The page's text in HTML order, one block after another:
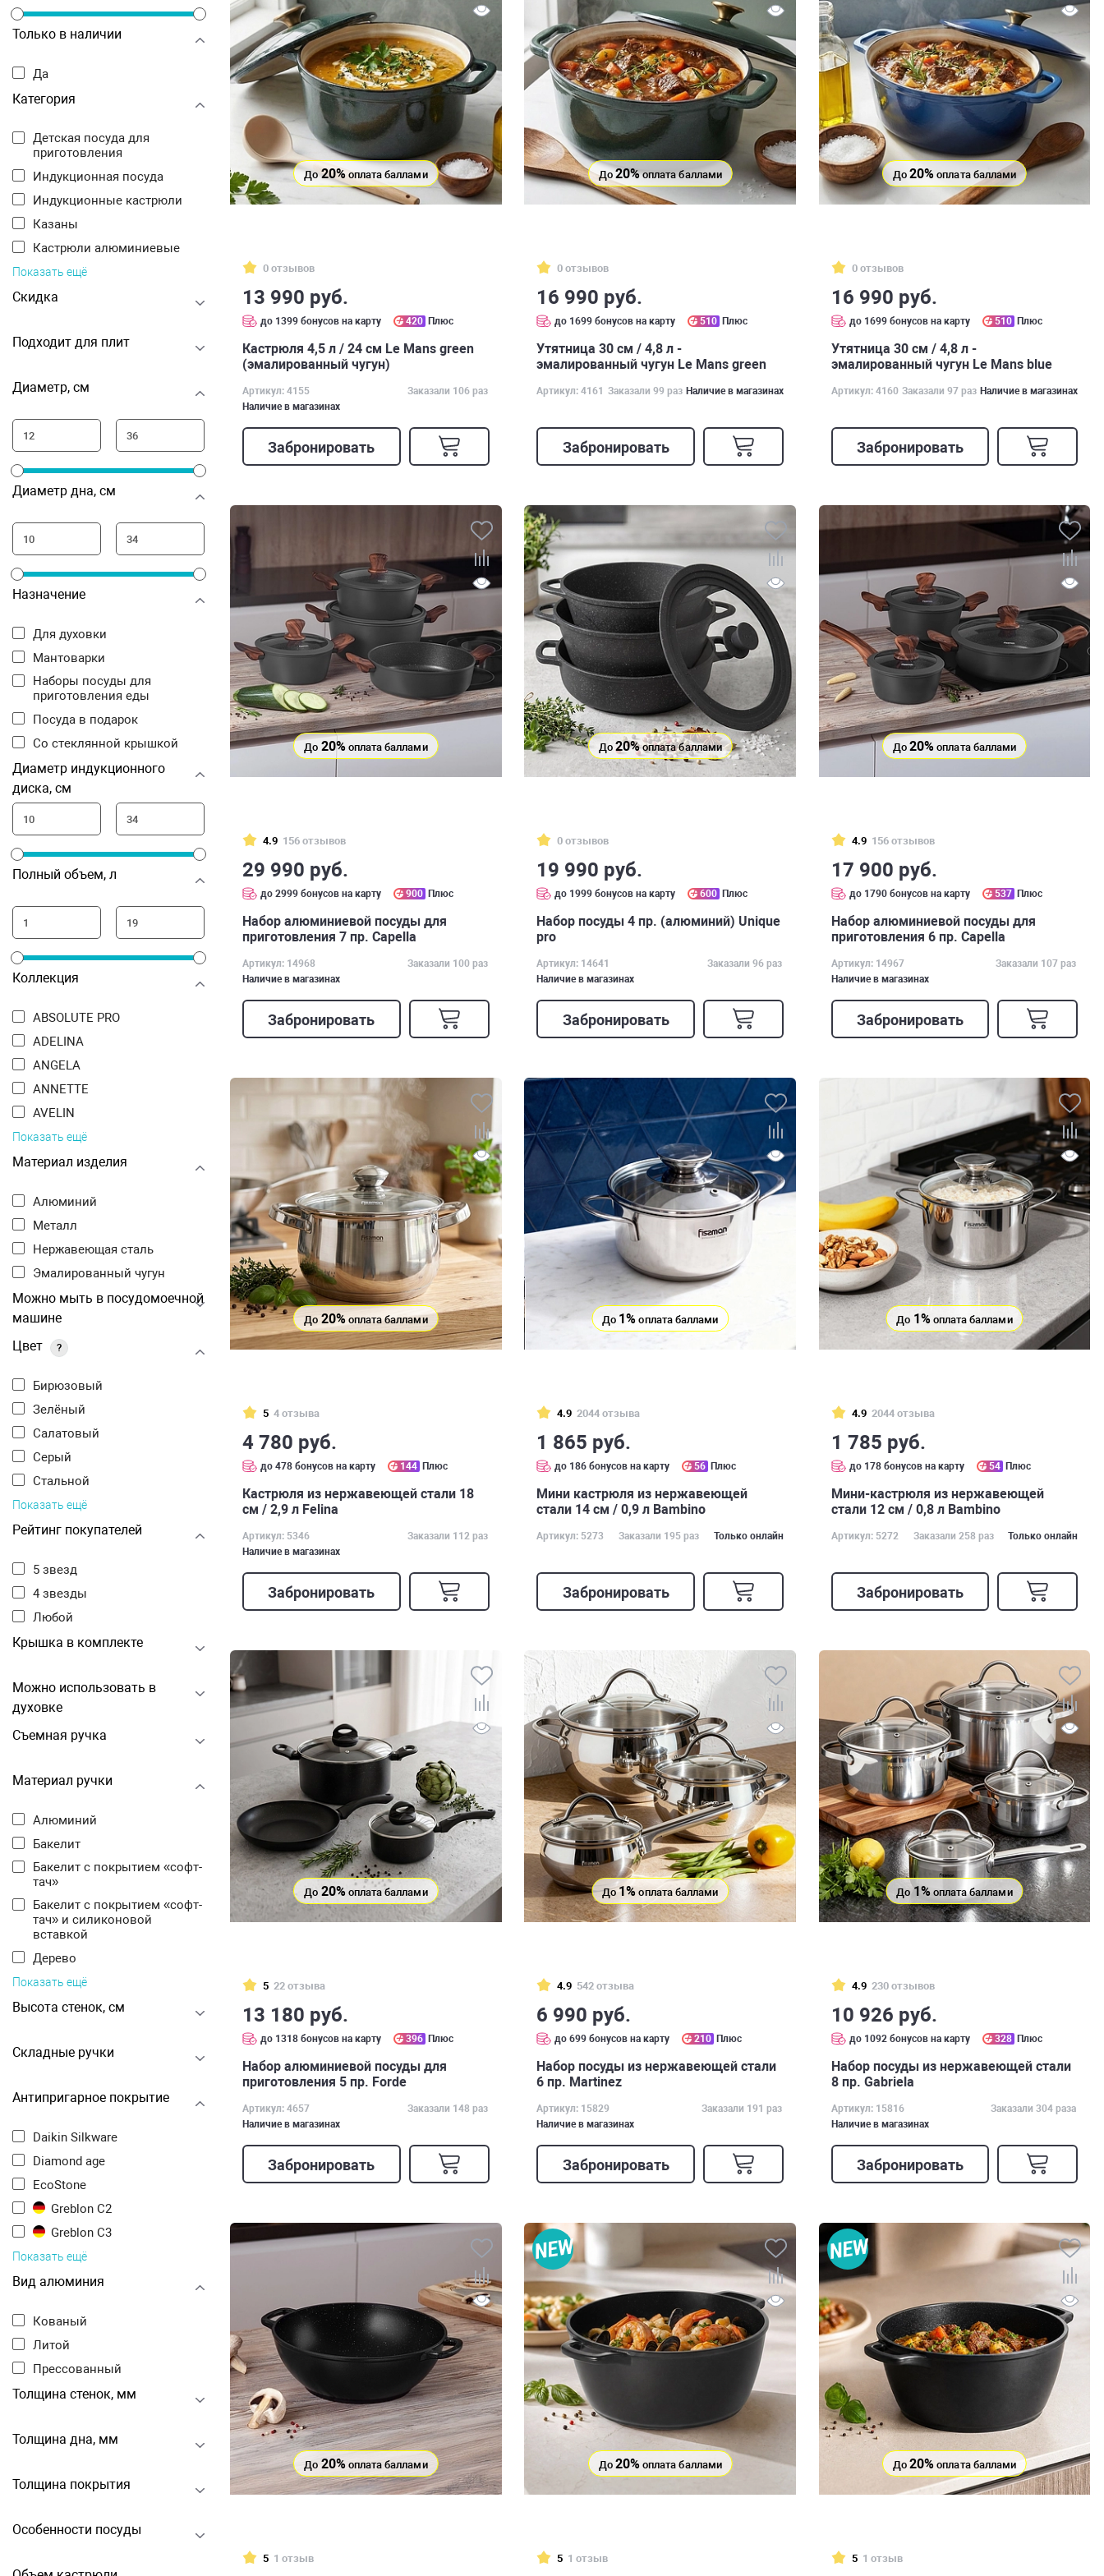
Только в наличии
Да
Категория
Детская посуда для
приготовления
Индукционная посуда
Индукционные кастрюли
Казаны
Кастрюли алюминиевые
Показать ещё
Скидка
Подходит для плит
Диаметр, см
Диаметр дна, см
Назначение
Для духовки
Мантоварки
Наборы посуды для
приготовления еды
Посуда в подарок
Со стеклянной крышкой
Диаметр индукционного
диска, см
Полный объем, л
Коллекция
ABSOLUTE PRO
ADELINA
ANGELA
ANNETTE
AVELIN
Показать ещё
Материал изделия
Алюминий
Металл
Нержавеющая сталь
Эмалированный чугун
Можно мыть в посудомоечной
машине
Цвет
?
Бирюзовый
Зелёный
Салатовый
Серый
Стальной
Показать ещё
Рейтинг покупателей
5 звезд
4 звезды
Любой
Крышка в комплекте
Можно использовать в
духовке
Съемная ручка
Материал ручки
Алюминий
Бакелит
Бакелит с покрытием «софт-
тач»
Бакелит с покрытием «софт-
тач» и силиконовой
вставкой
Дерево
Показать ещё
Высота стенок, см
Складные ручки
Антипригарное покрытие
Daikin Silkware
Diamond age
EcoStone
Greblon C2
Greblon C3
Показать ещё
Вид алюминия
Кованый
Литой
Прессованный
Толщина стенок, мм
Толщина дна, мм
Толщина покрытия
Особенности посуды
До 20%оплата баллами
0 отзывов
13 990 руб.
до 1399 бонусов на карту 420 Плюс
Кастрюля 4,5 л / 24 см Le Mans green
(эмалированный чугун)
Артикул: 4155
Заказали 106 раз
Наличие в магазинах
Забронировать
До20%оплата баллами
0 отзывов
16 990 руб.
до 1699 бонусов на карту 510 Плюс
Утятница 30 см / 4,8 л -
эмалированный чугун Le Mans green
Артикул: 4161 Заказали 99 раз Наличие в магазинах
Забронировать
До20% оплата баллами
0 отзывов
16 990 руб.
до 1699 бонусов на карту 510 Плюс
Утятница 30 см / 4,8 л -
эмалированный чугун Le Mans blue
Артикул: 4160 Заказали 97 раз Наличие в магазинах
Забронировать
До 20% оплата баллами
4.9 156 отзывов
29 990 руб.
до 2999 бонусов на карту 900 Плюс
Набор алюминиевой посуды для
приготовления 7 пр. Capella
Артикул: 14968
Заказали 100 раз
Наличие в магазинах
Забронировать
До 20%оплата баллами
0 отзывов
19 990 руб.
до 1999 бонусов на карту 600 Плюс
Набор посуды 4 пр. (алюминий) Unique
pro
Артикул: 14641
Заказали 96 раз
Наличие в магазинах
Забронировать
До20% оплата баллами
4.9 156 отзывов
17 900 руб.
до 1790 бонусов на карту 537 Плюс
Набор алюминиевой посуды для
приготовления 6 пр. Capella
Артикул: 14967
Заказали 107 раз
Наличие в магазинах
Забронировать
До 20%оплата баллами
5 4 отзыва
4 780 руб.
до 478 бонусов на карту 144 Плюс
Кастрюля из нержавеющей стали 18
см / 2,9 л Felina
Артикул: 5346
Заказали 112 раз
Наличие в магазинах
Забронировать
До 1% оплата баллами
4.9 2044 отзыва
1 865 руб.
до 186 бонусов на карту 56 Плюс
Мини кастрюля из нержавеющей
стали 14 см / 0,9 л Bambino
Артикул: 5273 Заказали 195 раз Только онлайн
Забронировать
До 1%оплата баллами
4.9 2044 отзыва
1 785 руб.
до 178 бонусов на карту 54 Плюс
Мини-кастрюля из нержавеющей
стали 12 см / 0,8 л Bambino
Артикул: 5272 Заказали 258 раз Только онлайн
Забронировать
До 20% оплата баллами
5 22 отзыва
13 180 руб.
до 1318 бонусов на карту 396 Плюс
Набор алюминиевой посуды для
приготовления 5 пр. Forde
Артикул: 4657
Заказали 148 раз
Наличие в магазинах
Забронировать
До1% оплата баллами
4.9 542 отзыва
6 990 руб.
до 699 бонусов на карту 210 Плюс
Набор посуды из нержавеющей стали
6 пр. Martinez
Артикул: 15829
Заказали 191 раз
Наличие в магазинах
Забронировать
До1%оплата баллами
4.9 230 отзывов
10 926 руб.
до 1092 бонусов на карту 328 Плюс
Набор посуды из нержавеющей стали
8 пр. Gabriela
Артикул: 15816
Заказали 304 раза
Наличие в магазинах
Забронировать
До 20%оплата баллами
5 1 отзыв
До 20% оплата баллами
5 1 отзыв
До20% оплата баллами
5 1 отзыв